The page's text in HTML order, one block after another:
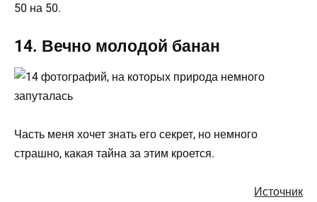
50 на 50.
14. Вечно молодой банан
Часть меня хочет знать его секрет, но немного
страшно, какая тайна за этим кроется.
Источник